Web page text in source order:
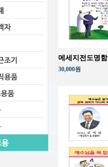
메세지전도명함
30,000원